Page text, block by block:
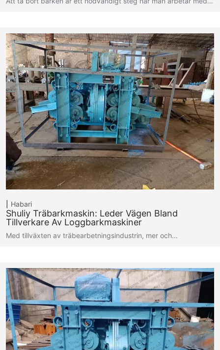
Habari
Shuliy Träbarkmaskin: Leder Vägen Bland
Tillverkare Av Loggbarkmaskiner
Med tillväxten av träbearbetningsindustrin, mer och…